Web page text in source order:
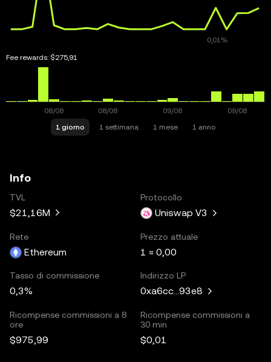
Fee rewards: $275,91
1 giorno 1 settimana 1 mese 1 anno
Info
TVL
$21,16M
Protocollo
Uniswap V3
Rete
Ethereum
Prezzo attuale
1 ≈ 0,00
Tasso di commissione
0,3%
Indirizzo LP
0xa6cc...93e8
Ricompense commissioni a 8
ore
$975,99
Ricompense commissioni a
30 min
$0,01